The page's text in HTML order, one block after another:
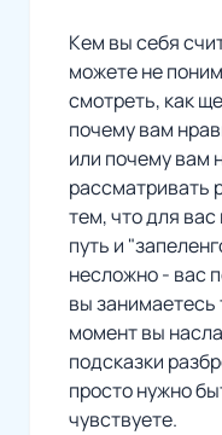
Кем вы себя
можете не
смотреть, как
почему вам
или почему вам
рассматривать
тем, что для
путь и
несложно - вас
вы занимаетесь
момент вы
подсказки
просто нужно
чувствуете.